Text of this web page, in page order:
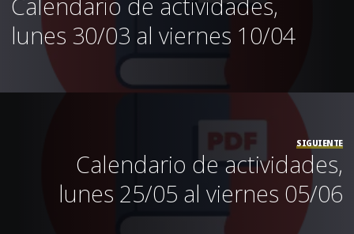
lunes 30/03 al viernes 10/04
SIGUIENTE
Calendario de actividades,
lunes 25/05 al viernes 05/06